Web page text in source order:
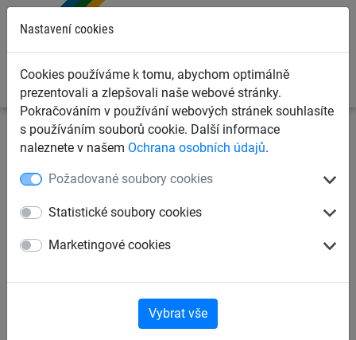
Nastavení cookies
Cookies používáme k tomu, abychom optimálně
prezentovali a zlepšovali naše webové stránky.
Pokračováním v používání webových stránek souhlasíte
s používáním souborů cookie. Další informace
naleznete v našem Ochrana osobních údajů.
Požadované soubory cookies
Statistické soubory cookies
Marketingové cookies
Vybrat vše
Sportovní sítě Švihadla a lana Švihadla
Gymnastické švihadlo 9 mm,
délka 300 cm